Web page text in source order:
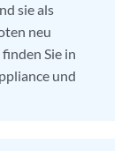
sie als
neu
Sie in
und